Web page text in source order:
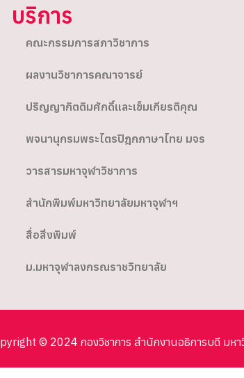
บริการ
คณะกรรมการสภาวิชาการ
ผลงานวิชาการคณาจารย์
ปริญญากิตติมศักดิ์และเข็มเกียรติคุณ
พจนานุกรมพระไตรปิฎกภาษาไทย มจร
วารสารมหาจุฬาวิชาการ
สำนักพิมพ์มหาวิทยาลัยมหาจุฬาฯ
สื่อสิ่งพิมพ์
ม.มหาจุฬาลงกรณราชวิทยาลัย
© 2024 กองวิชาการ สำนักงานอธิการบดี มห